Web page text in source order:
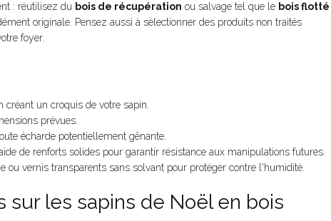
: réutilisez du bois de récupération ou salvage tel que le bois flotté
originale. Pensez aussi à sélectionner des produits non traités
foyer.
un croquis de votre sapin.
prévues.
écharde potentiellement gênante.
de renforts solides pour garantir résistance aux manipulations futures.
ou vernis transparents sans solvant pour protéger contre l'humidité.
les sapins de Noël en bois